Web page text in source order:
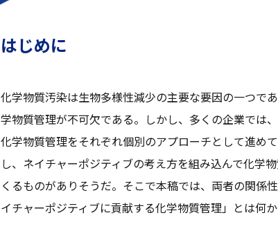
はじめに
化学物質汚染は生物多様性減少の主要な要因の一つで
学物質管理が不可欠である。しかし、多くの企業では
化学物質管理をそれぞれ個別のアプローチとして進め
し、ネイチャーポジティブの考え方を組み込んで化学
くるものがありそうだ。そこで本稿では、両者の関係
イチャーポジティブに貢献する化学物質管理」とは何